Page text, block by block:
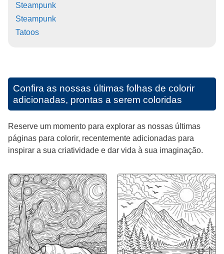
Steampunk
Steampunk
Tatoos
Confira as nossas últimas folhas de colorir
adicionadas, prontas a serem coloridas
Reserve um momento para explorar as nossas últimas
páginas para colorir, recentemente adicionadas para
inspirar a sua criatividade e dar vida à sua imaginação.